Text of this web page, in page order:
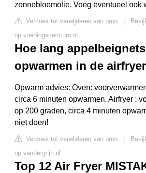
zonnebloemolie. Voeg eventueel ook
Verzoek tot verwijderen van bron
op voedingscentrum.nl
Hoe lang appelbeignets
opwarmen in de
Opwarm advies: Oven:
circa 6 minuten opwarmen. Airfryer :
op 200 graden, circa 4 minuten
niet doen!
Verzoek tot verwijderen van bron
op vandergrijn.nl
Top 12 Air Fryer